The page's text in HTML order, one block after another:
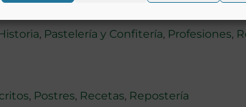
, Pastelería y Confitería, Profesiones,
, Postres, Recetas, Repostería